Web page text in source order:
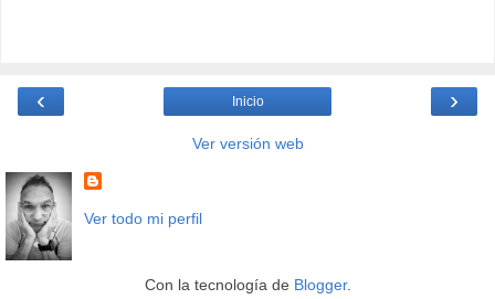
‹ ›
Inicio
Ver versión web
Ver todo mi perfil
Con la tecnología de Blogger.